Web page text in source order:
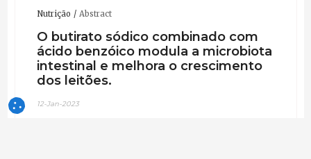
Nutrição Abstract
O butirato sódico combinado com
ácido benzóico modula a microbiota
intestinal e melhora o crescimento
dos leitões.
12-Jan-2023